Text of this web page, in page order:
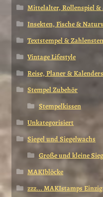
Mittelalter, Rollenspiel
Insekten, Fische &
Textstempel &
Vintage Lifestyle
Reise, Planer &
Stempel Zubehör
Stempelkissen
Unkategorisiert
Siegel und Siegelwachs
Große und kleine
MAKIblöcke
zzz... MAKIstamps